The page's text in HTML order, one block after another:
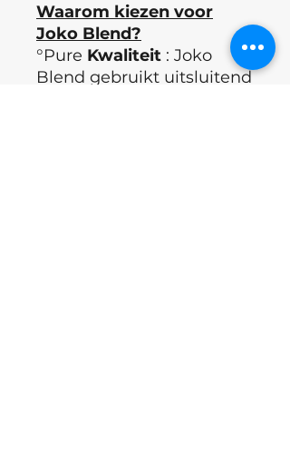
Waarom kiezen voor
Joko Blend?
°Pure Kwaliteit : Joko
Blend gebruikt uitsluitend